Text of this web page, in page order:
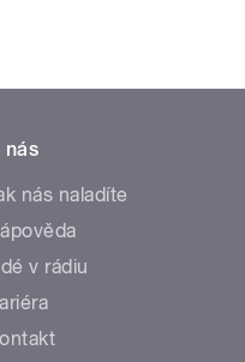
nás
nás naladíte
v rádiu